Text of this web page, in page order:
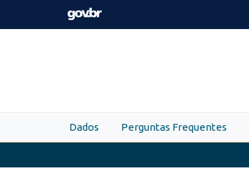
Skip to main content
Dados Perguntas Frequentes